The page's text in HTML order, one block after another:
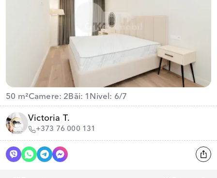
50 m²Camere: 2 Băi: 1 Nivel: 6/7
Victoria T.
+373 76 000 131